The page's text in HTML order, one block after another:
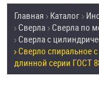
УСЛУГИ
СКИДКИ
ОПТ
Товары
Анкеры
Главная Каталог
Сверла Сверла по
Сверла с
Сверло спиральное
длинной серии ГОСТ